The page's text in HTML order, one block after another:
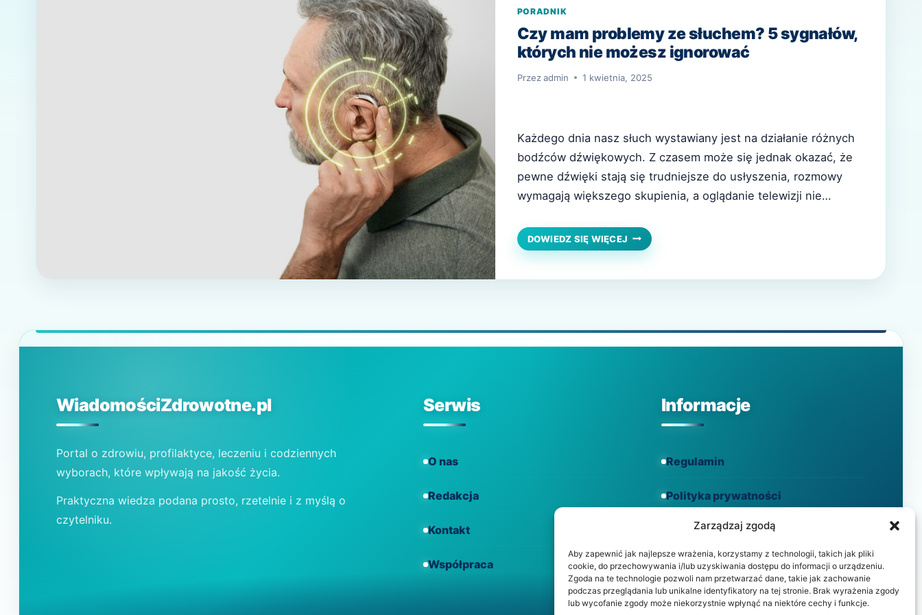
Zarządzaj zgodą
Aby zapewnić jak najlepsze wrażenia, korzystamy z technologii, takich jak pliki
cookie, do przechowywania i/lub uzyskiwania dostępu do informacji o urządzeniu.
Zgoda na te technologie pozwoli nam przetwarzać dane, takie jak zachowanie
podczas przeglądania lub unikalne identyfikatory na tej stronie. Brak wyrażenia zgody
lub wycofanie zgody może niekorzystnie wpłynąć na niektóre cechy i funkcje.
PORADNIK
Czy mam problemy ze słuchem? 5 sygnałów,
których nie możesz ignorować
Przez admin 1 kwietnia, 2025
Każdego dnia nasz słuch wystawiany jest na działanie różnych
bodźców dźwiękowych. Z czasem może się jednak okazać, że
pewne dźwięki stają się trudniejsze do usłyszenia, rozmowy
wymagają większego skupienia, a oglądanie telewizji nie
mogą pojawiać się stopniowo i być trudno dostrzegalne,
dlatego warto zwrócić uwagę na…
DOWIEDZ SIĘ WIĘCEJ CZY
MAM
KTÓRYCH
NIE
WiadomościZdrowotne.pl
Portal o zdrowiu, profilaktyce, leczeniu i codziennych
wyborach, które wpływają na jakość życia.
Praktyczna wiedza podana prosto, rzetelnie i z myślą o
czytelniku.
Serwis
O nas
Redakcja
Kontakt
Współpraca
Informacje
Regulamin
Polityka prywatności
Polityka cookies